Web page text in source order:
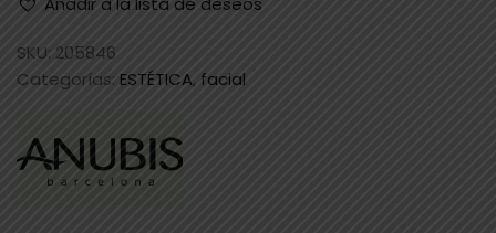
SKU: 205846
Categorías: ESTÉTICA, facial